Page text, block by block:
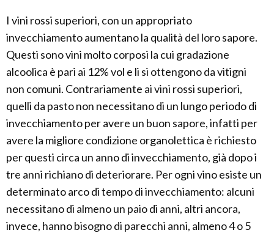
I vini rossi superiori, con un appropriato
invecchiamento aumentano la qualità del loro sapore.
Questi sono vini molto corposi la cui gradazione
alcoolica è pari ai 12% vol e li si ottengono da vitigni
non comuni. Contrariamente ai vini rossi superiori,
quelli da pasto non necessitano di un lungo periodo di
invecchiamento per avere un buon sapore, infatti per
avere la migliore condizione organolettica è richiesto
per questi circa un anno di invecchiamento, già dopo i
tre anni richiano di deteriorare. Per ogni vino esiste un
determinato arco di tempo di invecchiamento: alcuni
necessitano di almeno un paio di anni, altri ancora,
invece, hanno bisogno di parecchi anni, almeno 4 o 5